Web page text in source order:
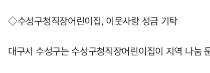
◇수성구청직장어린이집, 이웃사랑 성금 기탁
대구시 수성구는 수성구청직장어린이집이 지역 나